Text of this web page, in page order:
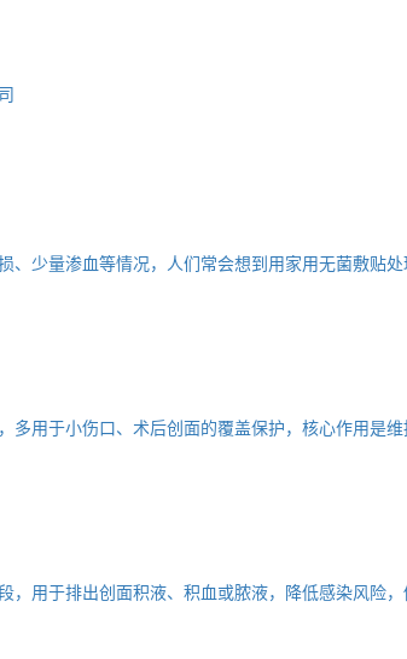
少量渗血等情况，人们常会想到用家用无菌敷贴
用于小伤口、术后创面的覆盖保护，核心作用是
用于排出创面积液、积血或脓液，降低感染风险